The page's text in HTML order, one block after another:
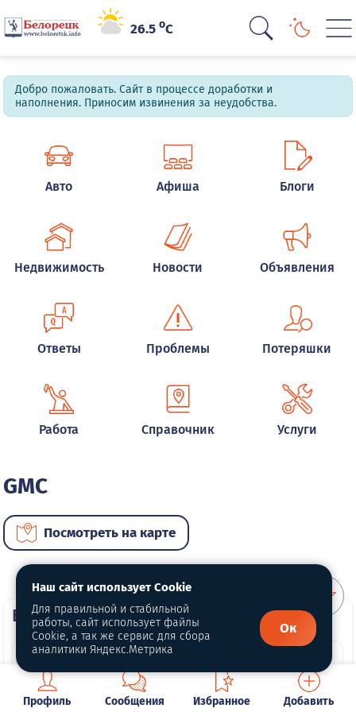
26.5oC
Добро пожаловать. Сайт в процессе доработки и
наполнения. Приносим извинения за неудобства.
Авто Афиша Блоги
Недвижимость Новости Объявления
Ответы Проблемы Потеряшки
Работа Справочник Услуги
GMC
Посмотреть на карте
ВИП автомобили
Профиль Сообщения Избранное Добавить
Наш сайт использует Cookie
Для правильной и стабильной
работы, сайт использует файлы
Cookie, а так же сервис для сбора
аналитики Яндекс.Метрика
Ок